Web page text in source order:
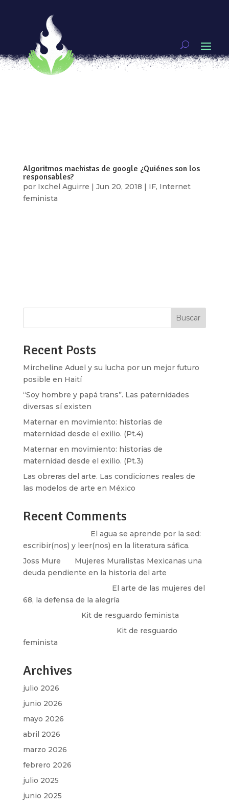
Algoritmo machista 2.0 lesbianas en google
porIxchel Aguirre
Internet
feminista
¿Sabías que cuando escribes la palabra
Algoritmos machistas de google ¿Quiénes son los
responsables?
por Ixchel Aguirre | Jun 20, 2018 | IF, Internet
feminista
Buscar
Recent Posts
Mircheline Aduel y su lucha por un mejor futuro
posible en Haití
“Soy hombre y papá trans”. Las paternidades
diversas sí existen
Maternar en movimiento: historias de
maternidad desde el exilio. (Pt.4)
Maternar en movimiento: historias de
maternidad desde el exilio. (Pt.3)
Las obreras del arte. Las condiciones reales de
las modelos de arte en México
Recent Comments
El agua se aprende por la sed:
escribir(nos) y leer(nos) en la literatura sáfica.
Joss Mure
Mujeres Muralistas Mexicanas una
deuda pendiente en la historia del arte
El arte de las mujeres del
68, la defensa de la alegría
Kit de resguardo feminista
Kit de resguardo
feminista
Archives
julio 2026
junio 2026
mayo 2026
abril 2026
marzo 2026
febrero 2026
julio 2025
junio 2025